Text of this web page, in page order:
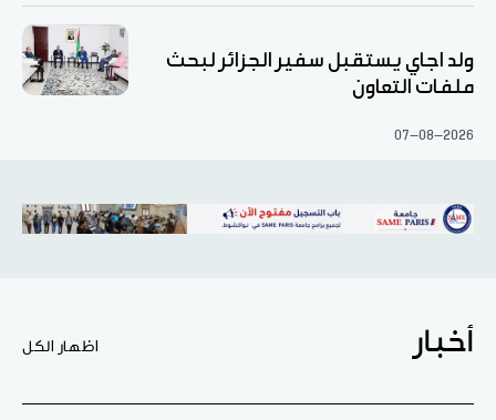
ولد اجاي يستقبل سفير الجزائر لبحث
ملفات التعاون
07-08-2026
أخبار اظهار الكل